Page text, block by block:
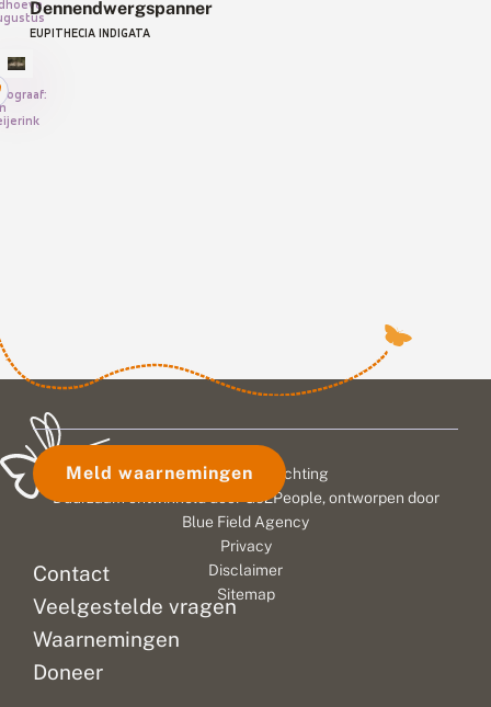
Dennendwergspanner
EUPITHECIA INDIGATA
Contact
Veelgestelde vragen
Waarnemingen
Doneer
Meld waarnemingen
© 2026 Vlinderstichting
Duurzaam ontwikkeld door
Go2People, ontworpen door
Blue Field Agency
Privacy
Disclaimer
Sitemap